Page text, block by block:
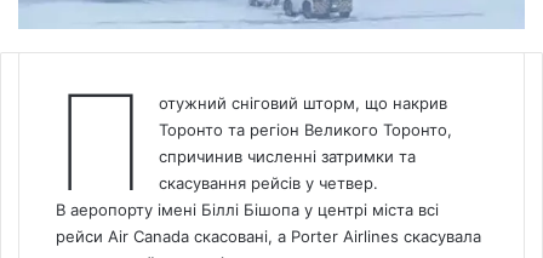
П
отужний сніговий шторм, що накрив
Торонто та регіон Великого Торонто,
спричинив численні затримки та
скасування рейсів у четвер.
В аеропорту імені Біллі Бішопа у центрі міста всі
рейси Air Canada скасовані, а Porter Airlines скасувала